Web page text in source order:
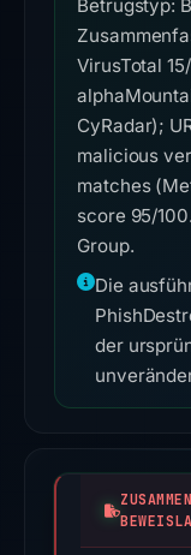
Betrugstyp:
VirusTotal
CyRadar);
malicious
matches
score 95/
Group.
Die
der